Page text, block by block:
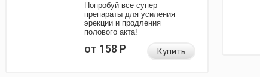
Попробуй все супер
препараты для усиления
эрекции и продления
полового акта!
от 158Р Купить